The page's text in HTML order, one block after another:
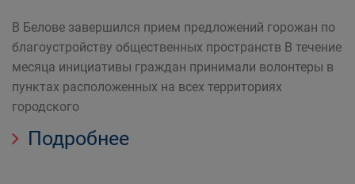
В Белове завершился прием предложений горожан по
благоустройству общественных пространств В течение
месяца инициативы граждан принимали волонтеры в
пунктах расположенных на всех территориях
городского
Подробнее